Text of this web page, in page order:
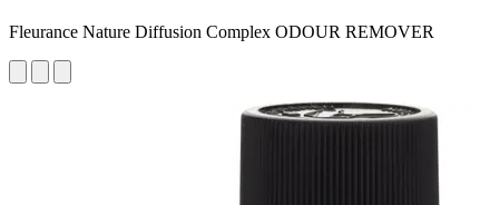
Fleurance Nature Diffusion Complex ODOUR REMOVER